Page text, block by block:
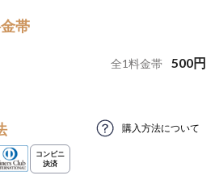
帯
全1料金帯 500円
購入方法について